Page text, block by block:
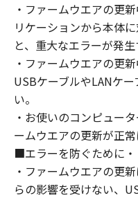
・ファームウエアの更
リケーションから本体
と、重大なエラーが発生
・ファームウエアの更
USBケーブルやLANケ
い。
・お使いのコンピュー
ームウエアの更新が正常
■エラーを防ぐために・
・ファームウエアの更
らの影響を受けない、